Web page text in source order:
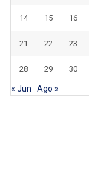
14 15 16
21 22 23
28 29 30
« Jun Ago »